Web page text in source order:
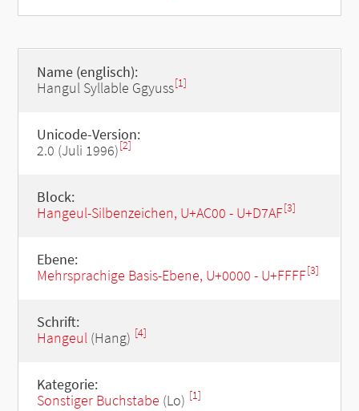
Name (englisch):
Hangul Syllable Ggyuss[1]
Unicode-Version:
2.0 (Juli 1996)[2]
Block:
Hangeul-Silbenzeichen, U+AC00 - U+D7AF[3]
Ebene:
Mehrsprachige Basis-Ebene, U+0000 - U+FFFF[3]
Schrift:
Hangeul(Hang) [4]
Kategorie:
Sonstiger Buchstabe (Lo) [1]